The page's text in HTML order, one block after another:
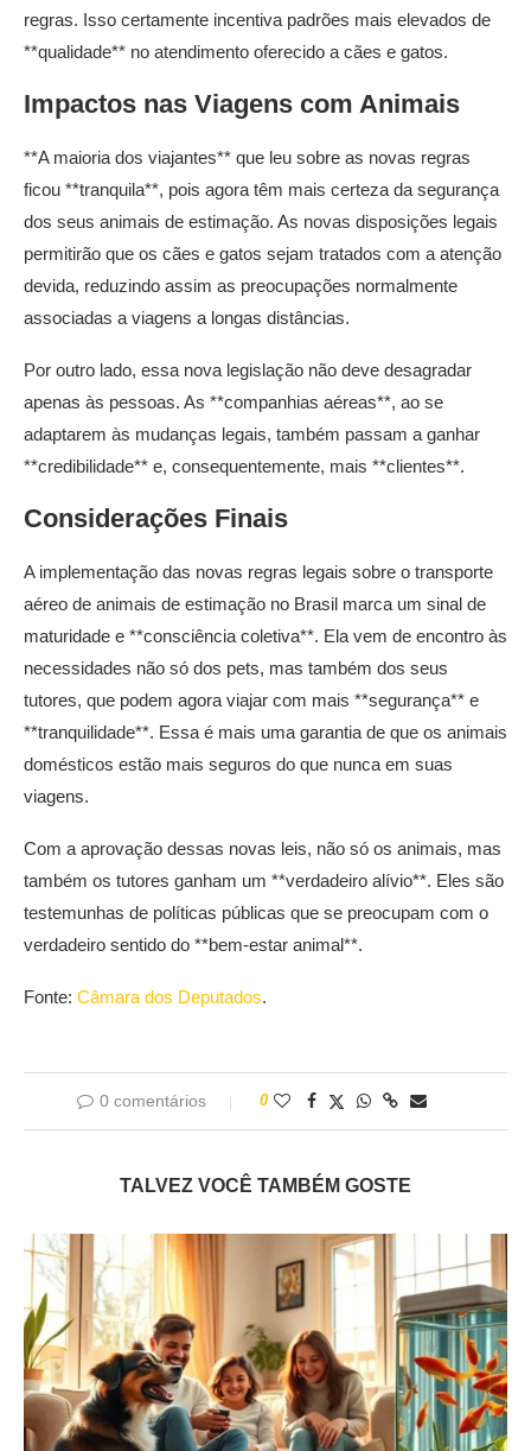
regras. Isso certamente incentiva padrões mais elevados de
**qualidade** no atendimento oferecido a cães e gatos.
Impactos nas Viagens com Animais
**A maioria dos viajantes** que leu sobre as novas regras
ficou **tranquila**, pois agora têm mais certeza da segurança
dos seus animais de estimação. As novas disposições legais
permitirão que os cães e gatos sejam tratados com a atenção
devida, reduzindo assim as preocupações normalmente
associadas a viagens a longas distâncias.
Por outro lado, essa nova legislação não deve desagradar
apenas às pessoas. As **companhias aéreas**, ao se
adaptarem às mudanças legais, também passam a ganhar
**credibilidade** e, consequentemente, mais **clientes**.
Considerações Finais
A implementação das novas regras legais sobre o transporte
aéreo de animais de estimação no Brasil marca um sinal de
maturidade e **consciência coletiva**. Ela vem de encontro às
necessidades não só dos pets, mas também dos seus
tutores, que podem agora viajar com mais **segurança** e
**tranquilidade**. Essa é mais uma garantia de que os animais
domésticos estão mais seguros do que nunca em suas
viagens.
Com a aprovação dessas novas leis, não só os animais, mas
também os tutores ganham um **verdadeiro alívio**. Eles são
testemunhas de políticas públicas que se preocupam com o
verdadeiro sentido do **bem-estar animal**.
Fonte: Câmara dos Deputados.
0 comentários 0
TALVEZ VOCÊ TAMBÉM GOSTE